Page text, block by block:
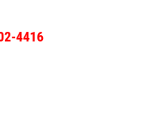
4416